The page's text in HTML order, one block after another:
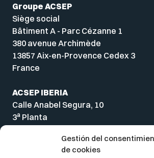
Gestión del
de cookies
Groupe ACSEP
Siège social
Bâtiment A - Parc Cézanne 1
380 avenue Archimède
13857 Aix-en-Provence Cedex 3
France
ACSEP IBERIA
Calle Anabel Segura, 10
3a Planta